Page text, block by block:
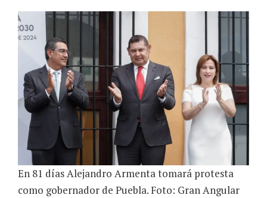
En 81 días Alejandro Armenta tomará protesta
como gobernador de Puebla. Foto: Gran Angular